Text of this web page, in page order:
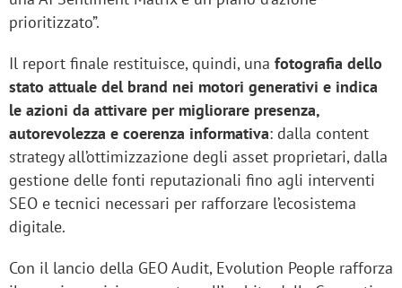
prioritizzato”.
Il report finale restituisce, quindi, una fotografia dello
stato attuale del brand nei motori generativi e indica
le azioni da attivare per migliorare presenza,
autorevolezza e coerenza informativa: dalla content
strategy all’ottimizzazione degli asset proprietari, dalla
gestione delle fonti reputazionali fino agli interventi
SEO e tecnici necessari per rafforzare l’ecosistema
digitale.
Con il lancio della GEO Audit, Evolution People rafforza